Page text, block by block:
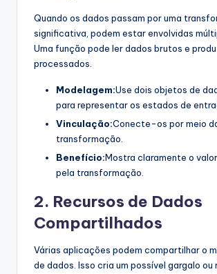
Quando os dados passam por uma
significativa, podem estar envolvidas
Uma função pode ler dados brutos e
processados.
Modelagem:Use dois objetos de
para representar os estados de
Vinculação:Conecte-os por meio
transformação.
Benefício:Mostra claramente o
pela transformação.
2. Recursos de Dados
Compartilhados
Várias aplicações podem compartilhar o
de dados. Isso cria um possível gargalo ou